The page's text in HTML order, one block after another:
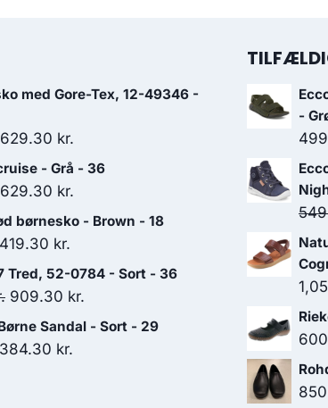
med Gore-Tex, 12-49346 -
Den
oprindelige
pris
899.00 kr..
629.30 kr.
aktuelle
- Grå - 36
Den
oprindelige
pris
899.00 kr..
629.30 kr.
aktuelle
børnesko - Brown - 18
Den
599.00 kr..
419.30 kr.
aktuelle
pris
Tred, 52-0784 - Sort - 36
Den
oprindelige
pris
909.30 kr.
aktuelle
Sandal - Sort - 29
Den
384.30 kr.
-